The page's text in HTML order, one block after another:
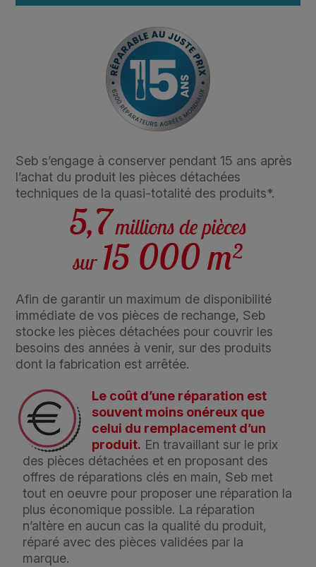
Seb s’engage à conserver pendant 15 ans après
l’achat du produit les pièces détachées
techniques de la quasi-totalité des produits*.
Afin de garantir un maximum de disponibilité
immédiate de vos pièces de rechange, Seb
stocke les pièces détachées pour couvrir les
besoins des années à venir, sur des produits
dont la fabrication est arrêtée.
Le coût d’une réparation est
souvent moins onéreux que
celui du remplacement d’un
produit. En travaillant sur le prix
des pièces détachées et en proposant des
offres de réparations clés en main, Seb met
tout en oeuvre pour proposer une réparation la
plus économique possible. La réparation
n’altère en aucun cas la qualité du produit,
réparé avec des pièces validées par la
marque.